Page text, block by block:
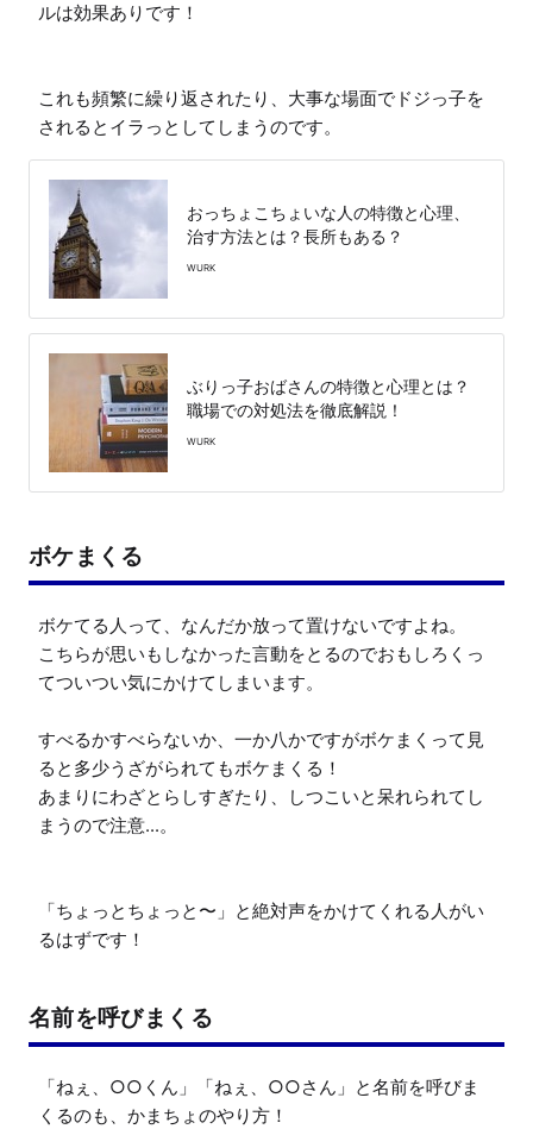
ルは効果ありです！
これも頻繁に繰り返されたり、大事な場面でドジっ子を
されるとイラっとしてしまうのです。
おっちょこちょいな人の特徴と心理、
治す方法とは？長所もある？
WURK
ぶりっ子おばさんの特徴と心理とは？
職場での対処法を徹底解説！
WURK
ボケまくる
ボケてる人って、なんだか放って置けないですよね。
こちらが思いもしなかった言動をとるのでおもしろくっ
てついつい気にかけてしまいます。
すべるかすべらないか、一か八かですがボケまくって見
ると多少うざがられてもボケまくる！
あまりにわざとらしすぎたり、しつこいと呆れられてし
まうので注意...。
「ちょっとちょっと〜」と絶対声をかけてくれる人がい
るはずです！
名前を呼びまくる
「ねぇ、○○くん」「ねぇ、○○さん」と名前を呼びま
くるのも、かまちょのやり方！